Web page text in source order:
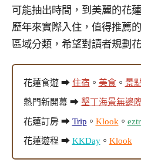
可能抽出時間，到美麗的花
歷年來實際入住，值得推薦
區域分類，希望對讀者規劃
花蓮食遊 ➡ 住宿 。 美食。 景
熱門新開幕 ➡ 墾丁海景無邊
花蓮訂房 ➡ Trip 。 Klook 。
花蓮遊程 ➡ KKDay。 Klook